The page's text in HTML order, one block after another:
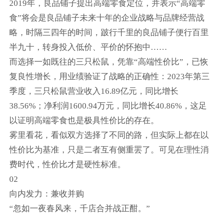
2019年，良品铺子提出高端零食定位，并表示“高端零
食”将会是良品铺子未来十年的企业战略与品牌经营战
略，时隔三四年的时间，跛行千里的良品铺子便行百里
半九十，转身投入低价、平价的怀抱中……
而选择一如既往的三只松鼠，凭靠“高端性价比”，已恢
复良性增长，用业绩验证了战略的正确性：2023年第三
季度，三只松鼠营业收入16.89亿元，同比增长
38.56%；净利润1600.94万元，同比增长40.86%，这足
以证明高端零食也是极具性价比的存在。
雾里看花，看似双方选择了不同的路，但实际上都在以
性价比为基准，只是二者互有侧重罢了。可见在理性消
费时代，性价比才是硬性标准。
02
向内发力：兼收并购
“忽如一夜春风来，千店合并战正酣。”